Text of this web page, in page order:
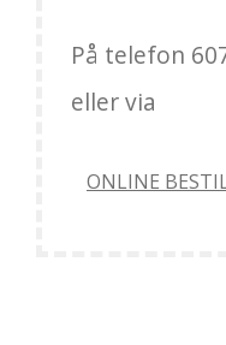
På telefon
eller via
ONLINE